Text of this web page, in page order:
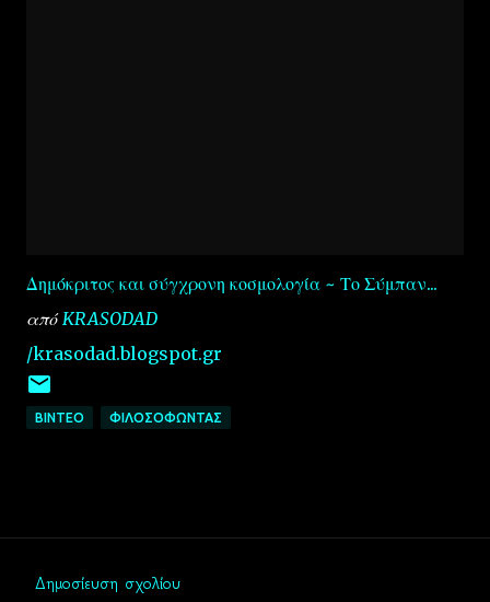
Δημόκριτος και σύγχρονη κοσμολογία ~ Το Σύμπαν...
απόKRASODAD
/krasodad.blogspot.gr
ΒΙΝΤΕΟ ΦΙΛΟΣΟΦΩΝΤΑΣ
Δημοσίευση σχολίου